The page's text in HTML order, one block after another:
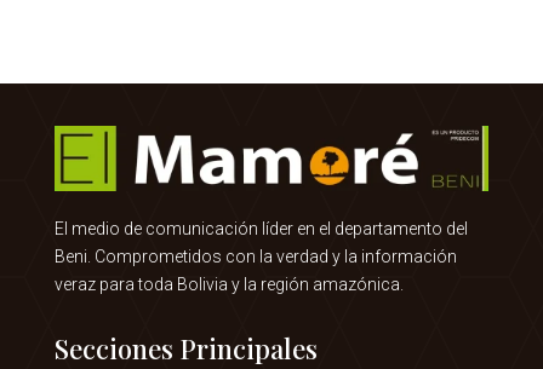
El medio de comunicación líder en el departamento del
Beni. Comprometidos con la verdad y la información
veraz para toda Bolivia y la región amazónica.
Secciones Principales